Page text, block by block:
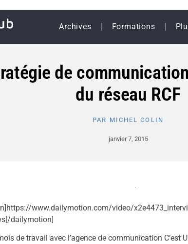
Archives Formations
de
du réseau RCF
PAR MICHEL COLIN
janvier 7, 2015
www.dailymotion.com/video/
dailymotion]
de travail avec l’agence de communication C’est